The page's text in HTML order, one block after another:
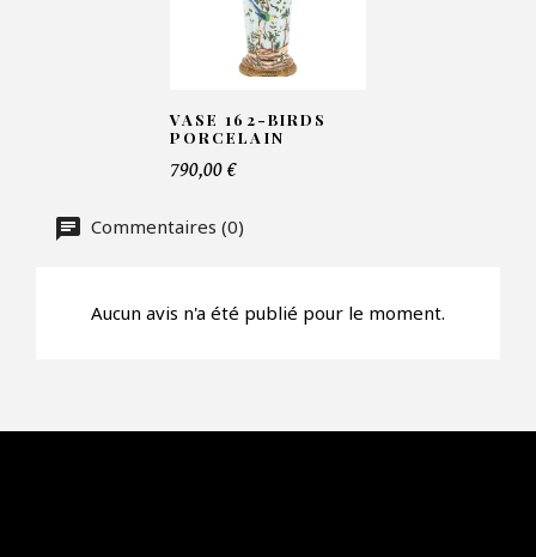
Nombre de produit*
Offre*
VASE 162-BIRDS
PORCELAIN
790,00 €
Commentaires (0)
Aucun avis n'a été publié pour le moment.